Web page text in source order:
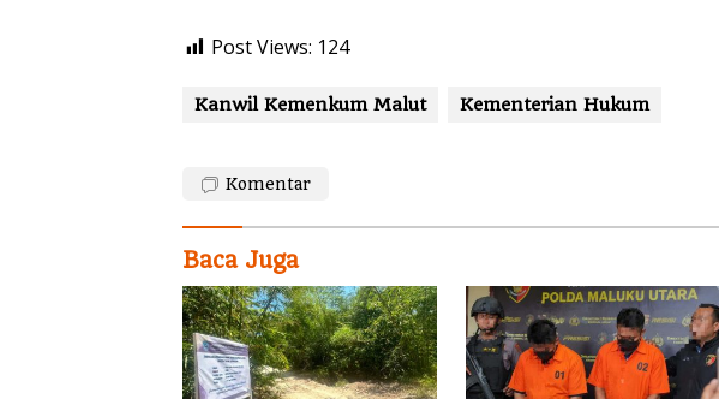
Post Views: 124
Kanwil Kemenkum Malut Kementerian Hukum
Komentar
Baca Juga